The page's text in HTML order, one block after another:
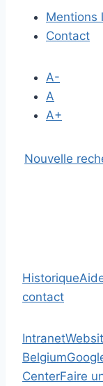
Mentions
Contact
A-
A
A+
Nouvelle
Historique
contact
Intranet
Belgium
CenterFaire